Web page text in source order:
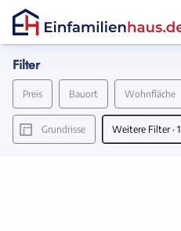
Anmelden
Filter
Preis Bauort Wohnfläche
Grundrisse Weitere Filter· 1